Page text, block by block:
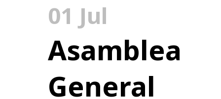
01 Jul
Asamblea
General